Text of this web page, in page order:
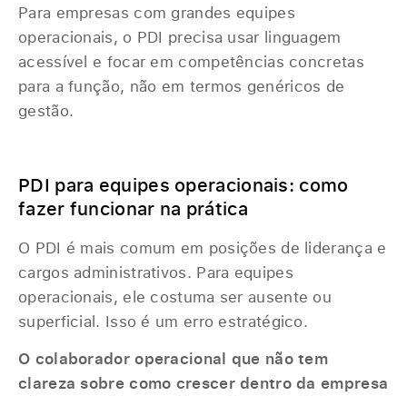
Para empresas com grandes equipes
operacionais, o PDI precisa usar linguagem
acessível e focar em competências concretas
para a função, não em termos genéricos de
gestão.
PDI para equipes operacionais: como
fazer funcionar na prática
O PDI é mais comum em posições de liderança e
cargos administrativos. Para equipes
operacionais, ele costuma ser ausente ou
superficial. Isso é um erro estratégico.
O colaborador operacional que não tem
clareza sobre como crescer dentro da empresa